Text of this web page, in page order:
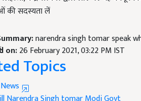
की सदस्यता लें
narendra singh tomar speak
on:26 February 2021, 03:22 PM IST
Topics